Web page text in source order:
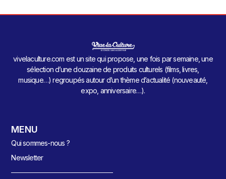
vivelaculture.com est un site qui propose, une fois par semaine, une
sélection d’une douzaine de produits culturels (films, livres,
musique…) regroupés autour d’un thème d’actualité (nouveauté,
expo, anniversaire…).
MENU
Qui sommes-nous ?
Newsletter